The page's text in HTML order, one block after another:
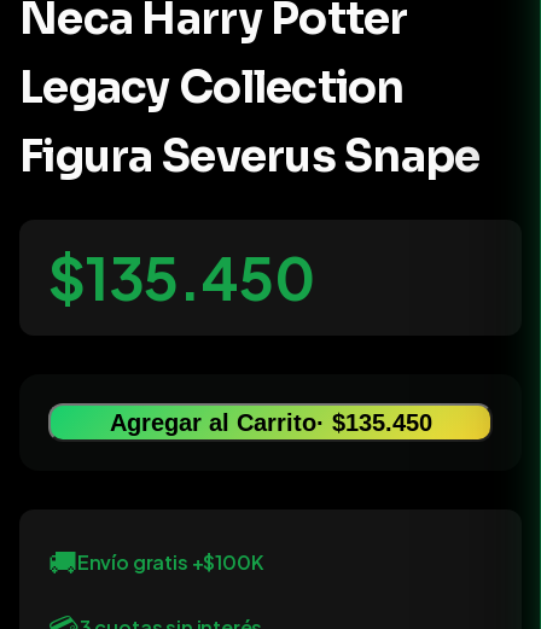
Neca Harry Potter
Legacy Collection
Figura Severus Snape
$135.450
Agregar al Carrito· $135.450
🚚Envío gratis +$100K